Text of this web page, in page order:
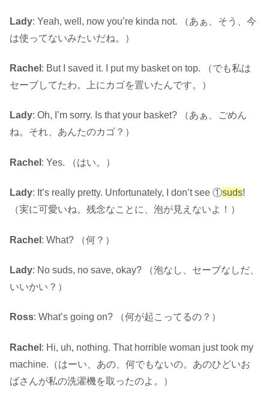
Lady: Yeah, well, now you’re kinda not. （あぁ、そう、今
は使ってないみたいだね。）
Rachel : But I saved it. I put my basket on top. （でも私は
セーブしてたわ。上にカゴを置いたんです。）
Lady: Oh, I’m sorry. Is that your basket? （あぁ、ごめん
ね。それ、あんたのカゴ？）
Rachel : Yes. （はい。）
Lady: It’s really pretty. Unfortunately, I don’t see ①suds!
（実に可愛いね。残念なことに、泡が見えないよ！）
Rachel : What? （何？）
Lady: No suds, no save, okay? （泡なし、セーブなしだ、
いいかい？）
Ross: What’s going on? （何が起こってるの？）
Rachel : Hi, uh, nothing. That horrible woman just took my
machine.（はーい、あの、何でもないの。あのひどいお
ばさんが私の洗濯機を取ったのよ。）